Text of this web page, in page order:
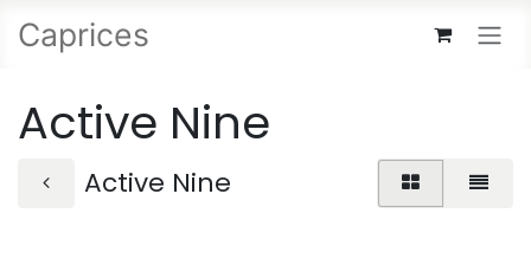
Caprices
Active Nine
Active Nine